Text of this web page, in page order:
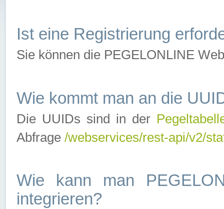
Ist eine Registrierung
Sie können die PEGELONLINE
Wie kommt man an die
Die UUIDs sind in der
Abfrage /webservices/rest-api/v2/
Wie kann man
integrieren?